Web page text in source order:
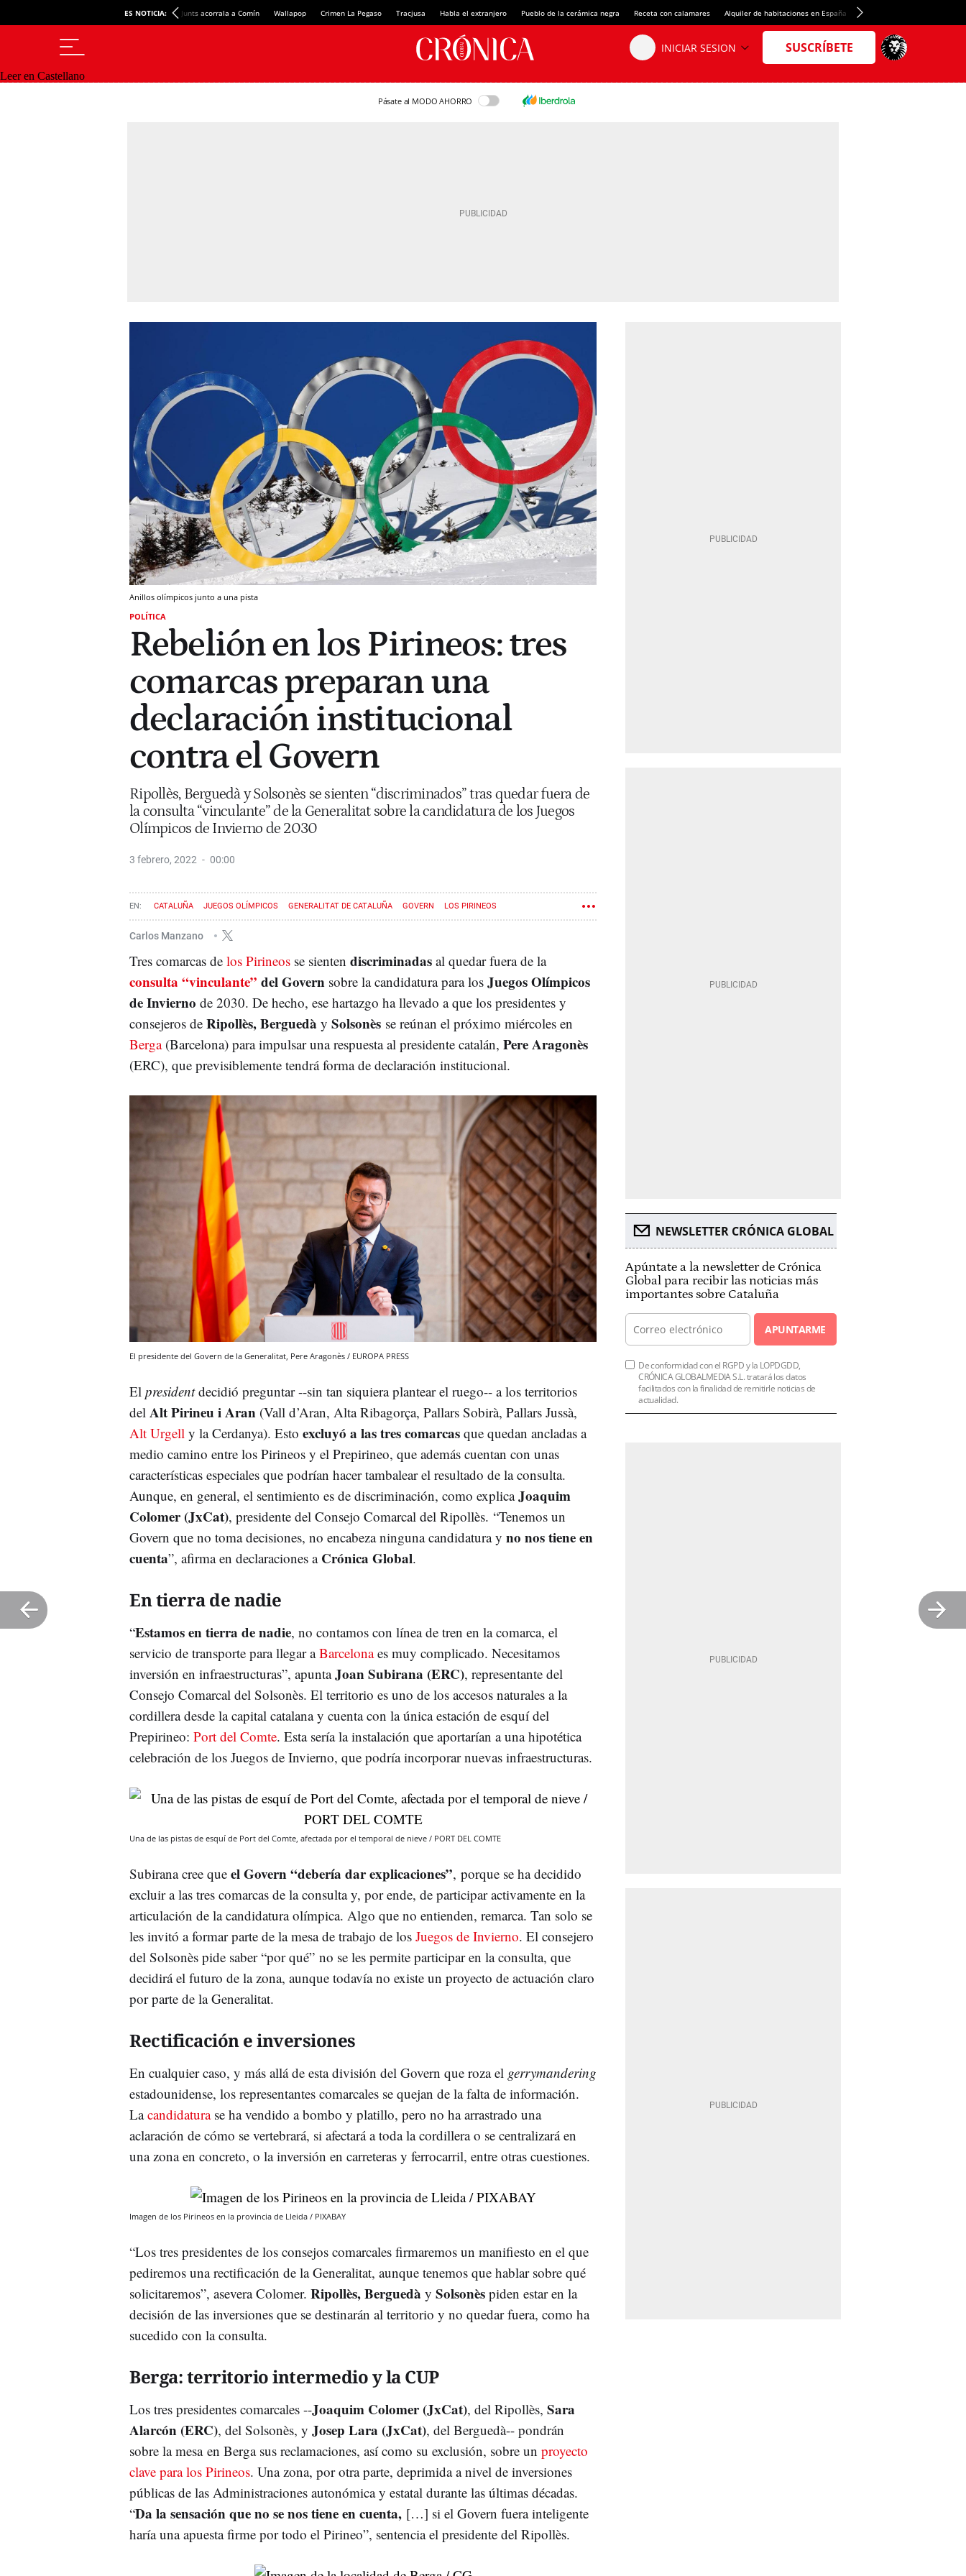
ES NOTICIA: Junts acorrala a Comín Wallapop Crimen La Pegaso Tracjusa Habla el extranjero Pueblo de la cerámica negra Receta con calamares Alquiler de habitaciones en España Crédito del Spotify Camp Nou
Leer en Castellano
Pásate al MODO AHORRO
Anillos olímpicos junto a una pista
POLÍTICA
Rebelión en los Pirineos: tres
comarcas preparan una
declaración institucional
contra el Govern
Ripollès, Berguedà y Solsonès se sienten “discriminados” tras quedar fuera de
la consulta “vinculante” de la Generalitat sobre la candidatura de los Juegos
Olímpicos de Invierno de 2030
3 febrero, 2022 00:00
CATALUÑA JUEGOS OLÍMPICOS GENERALITAT DE CATALUÑA GOVERN LOS PIRINEOS
Carlos Manzano
Tres comarcas de los Pirineos se sienten discriminadas al quedar fuera de la
consulta “vinculante” del Govern sobre la candidatura para los Juegos Olímpicos
de Invierno de 2030. De hecho, ese hartazgo ha llevado a que los presidentes y
consejeros de Ripollès, Berguedà y Solsonès se reúnan el próximo miércoles en
Berga(Barcelona) para impulsar una respuesta al presidente catalán, Pere Aragonès
(ERC), que previsiblemente tendrá forma de declaración institucional.
El presidente del Govern de la Generalitat, Pere Aragonès / EUROPA PRESS
El presidentdecidió preguntar --sin tan siquiera plantear el ruego-- a los territorios
del Alt Pirineu i Aran (Vall d’Aran, Alta Ribagorça, Pallars Sobirà, Pallars Jussà,
Alt Urgell y la Cerdanya). Esto excluyó a las tres comarcas que quedan ancladas a
medio camino entre los Pirineos y el Prepirineo, que además cuentan con unas
características especiales que podrían hacer tambalear el resultado de la consulta.
Aunque, en general, el sentimiento es de discriminación, como explicaJoaquim
Colomer (JxCat), presidente del Consejo Comarcal del Ripollès. “Tenemos un
Govern que no toma decisiones, no encabeza ninguna candidatura y no nos tiene en
cuenta”, afirma en declaraciones a Crónica Global.
En tierra de nadie
“Estamos en tierra de nadie, no contamos con línea de tren en la comarca, el
servicio de transporte para llegar aBarcelonaes muy complicado. Necesitamos
inversión en infraestructuras”, apuntaJoan Subirana (ERC), representante del
Consejo Comarcal del Solsonès. El territorio es uno de los accesos naturales a la
cordillera desde la capital catalana y cuenta con la única estación de esquí del
Prepirineo: Port del Comte. Esta sería la instalación que aportarían a una hipotética
celebración de los Juegos de Invierno, que podría incorporar nuevas infraestructuras.
Una de las pistas de esquí de Port del Comte, afectada por el temporal de nieve / PORT DEL COMTE
Subirana cree que el Govern “debería dar explicaciones”, porque se ha decidido
excluir a las tres comarcas de la consulta y, por ende, de participar activamente en la
articulación de la candidatura olímpica. Algo que no entienden, remarca. Tan solo se
les invitó a formar parte de la mesa de trabajo de los Juegos de Invierno. El consejero
del Solsonès pide saber “por qué” no se les permite participar en la consulta, que
decidirá el futuro de la zona, aunque todavía no existe un proyecto de actuación claro
por parte de la Generalitat.
Rectificación e inversiones
En cualquier caso, y más allá de esta división del Govern que roza el gerrymandering
estadounidense, los representantes comarcales se quejan de la falta de información.
Lacandidaturase ha vendido a bombo y platillo, pero no ha arrastrado una
aclaración de cómo se vertebrará, si afectará a toda la cordillera o se centralizará en
una zona en concreto, o la inversión en carreteras y ferrocarril, entre otras cuestiones.
Imagen de los Pirineos en la provincia de Lleida / PIXABAY
“Los tres presidentes de los consejos comarcales firmaremos un manifiesto en el que
pediremos una rectificación de la Generalitat, aunque tenemos que hablar sobre qué
solicitaremos”, asevera Colomer. Ripollès, Berguedà y Solsonès piden estar en la
decisión de las inversiones que se destinarán al territorio y no quedar fuera, como ha
sucedido con la consulta.
Berga: territorio intermedio y la CUP
Los tres presidentes comarcales --Joaquim Colomer (JxCat), del Ripollès, Sara
Alarcón (ERC), del Solsonès, y Josep Lara (JxCat), del Berguedà-- pondrán
sobre la mesa en Berga sus reclamaciones, así como su exclusión, sobre un proyecto
clave para los Pirineos. Una zona, por otra parte, deprimida a nivel de inversiones
públicas de las Administraciones autonómica y estatal durante las últimas décadas.
“Da la sensación que no se nos tiene en cuenta, […] si el Govern fuera inteligente
haría una apuesta firme por todo el Pirineo”, sentencia el presidente del Ripollès.
NEWSLETTER CRÓNICA GLOBAL
Apúntate a la newsletter de Crónica
Global para recibir las noticias más
importantes sobre Cataluña
APUNTARME
De conformidad con el RGPD y la LOPDGDD,
CRÓNICA GLOBALMEDIA S.L. tratará los datos
facilitados con la finalidad de remitirle noticias de
actualidad.